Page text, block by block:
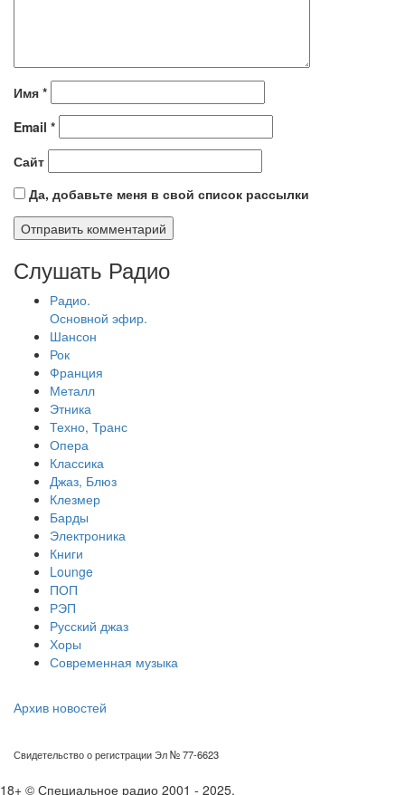
Имя *
Email *
Сайт
Да, добавьте меня в свой список рассылки
Слушать Радио
Радио.
Основной эфир.
Шансон
Рок
Франция
Металл
Этника
Техно, Транс
Опера
Классика
Джаз, Блюз
Клезмер
Барды
Электроника
Книги
Lounge
ПОП
РЭП
Русский джаз
Хоры
Современная музыка
Архив новостей
Свидетельство о регистрации Эл № 77-6623
18+ © Специальное радио 2001 - 2025.